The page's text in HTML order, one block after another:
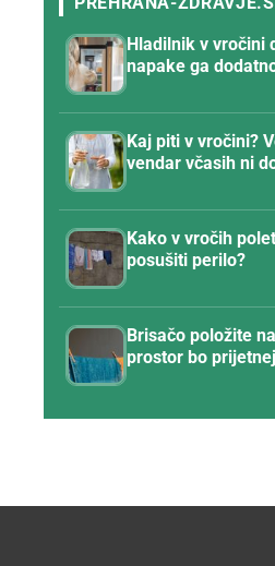
Hladilnik v vročini
napake ga
Kaj piti v vročini?
vendar včasih ni
Kako v vročih
posušiti perilo?
Brisačo položite
prostor bo